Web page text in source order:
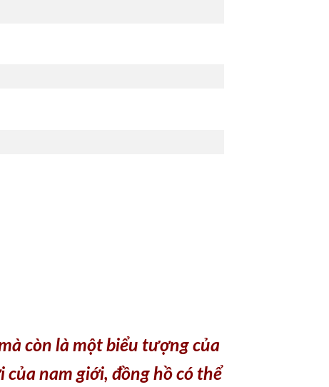
còn là một biểu tượng của
nam giới, đồng hồ có thể